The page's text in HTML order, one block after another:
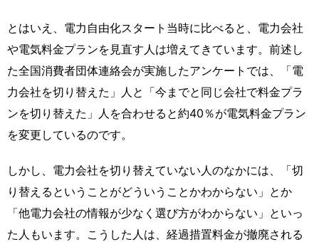
とはいえ、電力自由化スタート当時に比べると、電力会社
や電気料金プランを見直す人は増えてきています。前述し
た全国消費者団体連絡会が実施したアンケートでは、「電
力会社を切り替えた」人と「今までと同じ会社で料金プラ
ンを切り替えた」人を合わせると約40％が電気料金プラン
を変更しているのです。
しかし、電力会社を切り替えていない人のなかには、「切
り替えるということがどういうことかわからない」とか
「他電力会社の情報が少なく選び方がわからない」といっ
た人もいます。こうした人は、経過措置料金が撤廃される